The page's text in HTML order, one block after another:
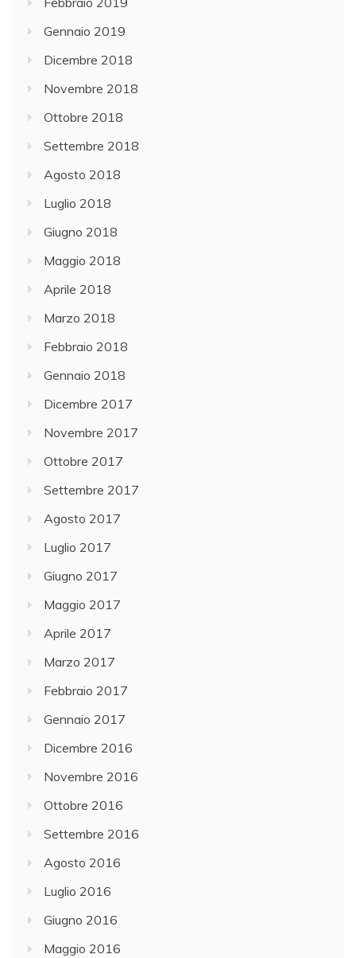
Gennaio 2019
Dicembre 2018
Novembre 2018
Ottobre 2018
Settembre 2018
Agosto 2018
Luglio 2018
Giugno 2018
Maggio 2018
Aprile 2018
Marzo 2018
Febbraio 2018
Gennaio 2018
Dicembre 2017
Novembre 2017
Ottobre 2017
Settembre 2017
Agosto 2017
Luglio 2017
Giugno 2017
Maggio 2017
Aprile 2017
Marzo 2017
Febbraio 2017
Gennaio 2017
Dicembre 2016
Novembre 2016
Ottobre 2016
Settembre 2016
Agosto 2016
Luglio 2016
Giugno 2016
Maggio 2016